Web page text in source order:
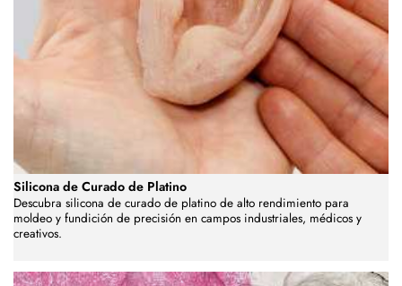
Silicona de Curado de Platino
Descubra silicona de curado de platino de alto rendimiento para
moldeo y fundición de precisión en campos industriales, médicos y
creativos.